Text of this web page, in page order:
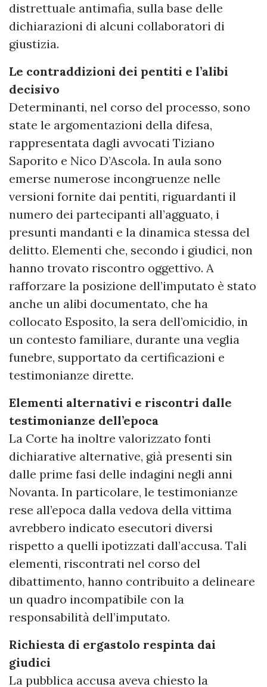
distrettuale antimafia, sulla base delle
dichiarazioni di alcuni collaboratori di
giustizia.
Le contraddizioni dei pentiti e l’alibi
decisivo
Determinanti, nel corso del processo, sono
state le argomentazioni della difesa,
rappresentata dagli avvocati Tiziano
Saporito e Nico D’Ascola. In aula sono
emerse numerose incongruenze nelle
versioni fornite dai pentiti, riguardanti il
numero dei partecipanti all’agguato, i
presunti mandanti e la dinamica stessa del
delitto. Elementi che, secondo i giudici, non
hanno trovato riscontro oggettivo. A
rafforzare la posizione dell’imputato è stato
anche un alibi documentato, che ha
collocato Esposito, la sera dell’omicidio, in
un contesto familiare, durante una veglia
funebre, supportato da certificazioni e
testimonianze dirette.
Elementi alternativi e riscontri dalle
testimonianze dell’epoca
La Corte ha inoltre valorizzato fonti
dichiarative alternative, già presenti sin
dalle prime fasi delle indagini negli anni
Novanta. In particolare, le testimonianze
rese all’epoca dalla vedova della vittima
avrebbero indicato esecutori diversi
rispetto a quelli ipotizzati dall’accusa. Tali
elementi, riscontrati nel corso del
dibattimento, hanno contribuito a delineare
un quadro incompatibile con la
responsabilità dell’imputato.
Richiesta di ergastolo respinta dai
giudici
La pubblica accusa aveva chiesto la